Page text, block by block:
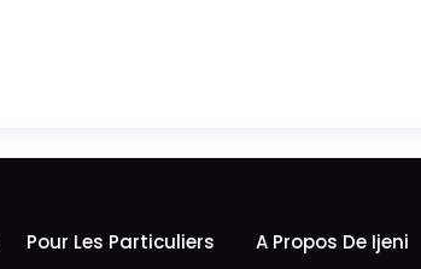
Pour Les Particuliers
A Propos De Ijeni